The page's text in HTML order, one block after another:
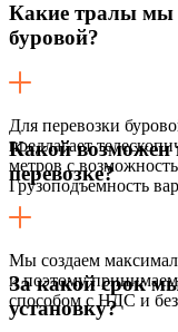
Какие тралы мы
буровой?
Для перевозки
предлагает
метров с
Грузоподъемность
Какой возможен
перевозке?
Мы создаем
и поэтому
способом с НДС и
За какой срок
установку?